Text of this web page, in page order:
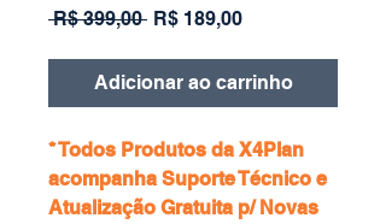
R$ 399,00 Preço
R$ 189,00Preço
Adicionar ao carrinho
* Todos Produtos da X4Plan
acompanha Suporte Técnico e
Atualização Gratuita p/ Novas